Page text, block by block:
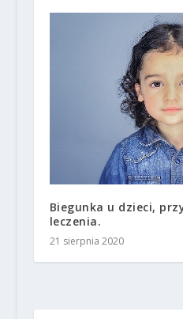
Biegunka u dzieci,
leczenia.
21 sierpnia 2020